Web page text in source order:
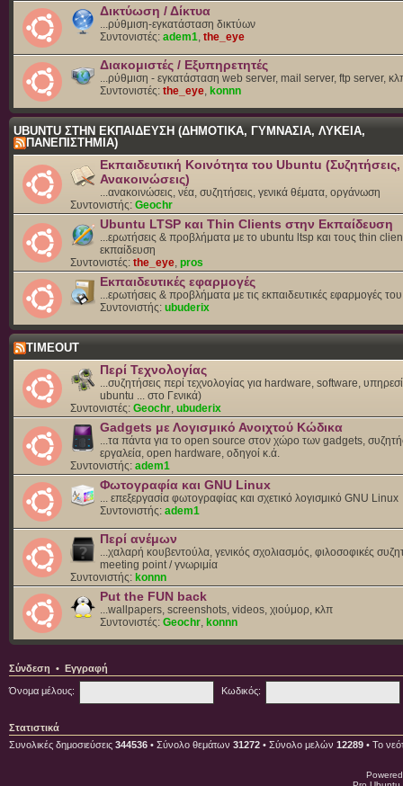
Δικτύωση / Δίκτυα
...ρύθμιση-εγκατάσταση δικτύων
Συντονιστές: adem1 the_eye
Διακομιστές / Εξυπηρετητές
...ρύθμιση - εγκατάσταση web server, mail server, ftp server,
Συντονιστές: the_eye konnn
UBUNTU ΣΤΗΝ ΕΚΠΑΙΔΕΥΣΗ (ΔΗΜΟΤΙΚΑ, ΓΥΜΝΑΣΙΑ, ΛΥΚΕΙΑ,
ΠΑΝΕΠΙΣΤΗΜΙΑ)
Εκπαιδευτική Κοινότητα του Ubuntu
Ανακοινώσεις)
...ανακοινώσεις, νέα, συζητήσεις, γενικά θέματα, οργάνωση
Συντονιστής: Geochr
Ubuntu LTSP και Thin Clients στην Εκπαίδευση
...ερωτήσεις & προβλήματα με το ubuntu ltsp και τους thin
εκπαίδευση
Συντονιστές: the_eye pros
Εκπαιδευτικές εφαρμογές
...ερωτήσεις & προβλήματα με τις εκπαιδευτικές εφαρμογές
Συντονιστής: ubuderix
TIMEOUT
Περί Τεχνολογίας
...συζητήσεις περί τεχνολογίας για hardware, software,
ubuntu ... στο Γενικά)
Συντονιστές: Geochr ubuderix
Gadgets με Λογισμικό Ανοιχτού Κώδικα
...τα πάντα για το open source στον χώρο των gadgets,
εργαλεία, open hardware, οδηγοί κ.ά.
Συντονιστής: adem1
Φωτογραφία και GNU Linux
... επεξεργασία φωτογραφίας και σχετικό λογισμικό GNU Linux
Συντονιστής: adem1
Περί ανέμων
...χαλαρή κουβεντούλα, γενικός σχολιασμός, φιλοσοφικές
meeting point / γνωριμία
Συντονιστής: konnn
Put the FUN back
...wallpapers, screenshots, videos, χιούμορ, κλπ
Συντονιστές: Geochr konnn
Σύνδεση • Εγγραφή
Όνομα μέλους: Κωδικός:
Στατιστικά
Συνολικές δημοσιεύσεις 344536 • Σύνολο θεμάτων 31272 • Σύνολο μελών 12289 • Το